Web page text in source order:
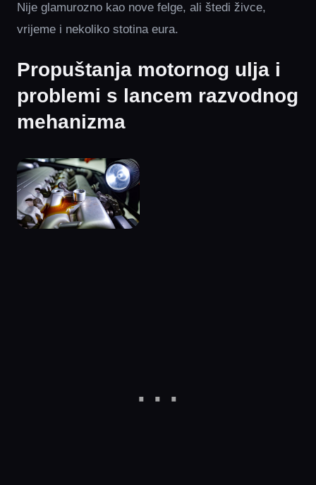
Nije glamurozno kao nove felge, ali štedi živce,
vrijeme i nekoliko stotina eura.
Propuštanja motornog ulja i
problemi s lancem razvodnog
mehanizma